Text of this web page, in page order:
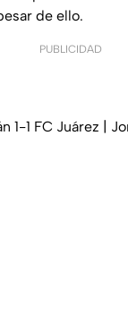
de ello.
PUBLICIDAD
1-1 FC Juárez |